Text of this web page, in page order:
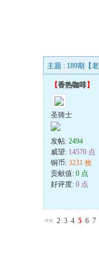
主题 : 189期【
【香热咖啡】
圣骑士
发帖: 2494
威望: 14570 点
铜币: 3231 枚
贡献值: 0 点
好评度: 0 点
<< 2 3 4 5 6 7